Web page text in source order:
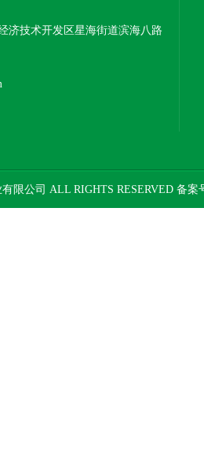
济技术开发区星海街道滨海八路
限公司 ALL RIGHTS RESERVED 备案